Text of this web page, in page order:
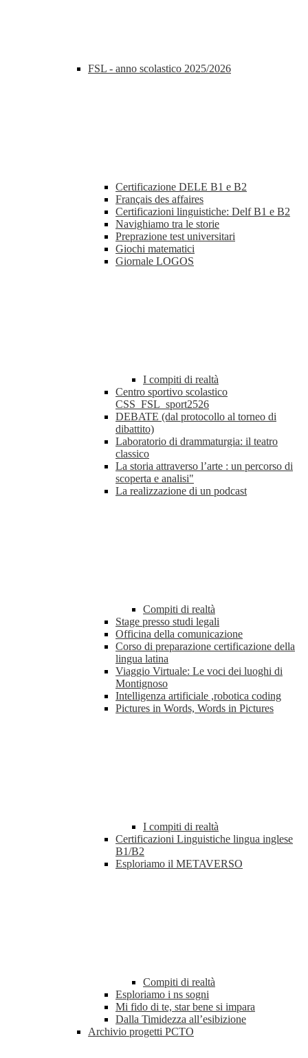
FSL - anno scolastico 2025/2026
Certificazione DELE B1 e B2
Français des affaires
Certificazioni linguistiche: Delf B1 e B2
Navighiamo tra le storie
Preprazione test universitari
Giochi matematici
Giornale LOGOS
I compiti di realtà
Centro sportivo scolastico
CSS_FSL_sport2526
DEBATE (dal protocollo al torneo di
dibattito)
Laboratorio di drammaturgia: il teatro
classico
La storia attraverso l’arte : un percorso di
scoperta e analisi"
La realizzazione di un podcast
Compiti di realtà
Stage presso studi legali
Officina della comunicazione
Corso di preparazione certificazione della
lingua latina
Viaggio Virtuale: Le voci dei luoghi di
Montignoso
Intelligenza artificiale ,robotica coding
Pictures in Words, Words in Pictures
I compiti di realtà
Certificazioni Linguistiche lingua inglese
B1/B2
Esploriamo il METAVERSO
Compiti di realtà
Esploriamo i ns sogni
Mi fido di te, star bene si impara
Dalla Timidezza all’esibizione
Archivio progetti PCTO